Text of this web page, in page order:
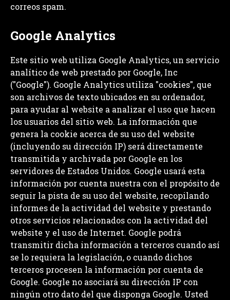
correos spam.
Google Analytics
Este sitio web utiliza Google Analytics, un servicio
analítico de web prestado por Google, Inc
("Google"). Google Analytics utiliza "cookies", que
son archivos de texto ubicados en su ordenador,
para ayudar al website a analizar el uso que hacen
los usuarios del sitio web. La información que
genera la cookie acerca de su uso del website
(incluyendo su dirección IP) será directamente
transmitida y archivada por Google en los
servidores de Estados Unidos. Google usará esta
información por cuenta nuestra con el propósito de
seguir la pista de su uso del website, recopilando
informes de la actividad del website y prestando
otros servicios relacionados con la actividad del
website y el uso de Internet. Google podrá
transmitir dicha información a terceros cuando así
se lo requiera la legislación, o cuando dichos
terceros procesen la información por cuenta de
Google. Google no asociará su dirección IP con
ningún otro dato del que disponga Google. Usted